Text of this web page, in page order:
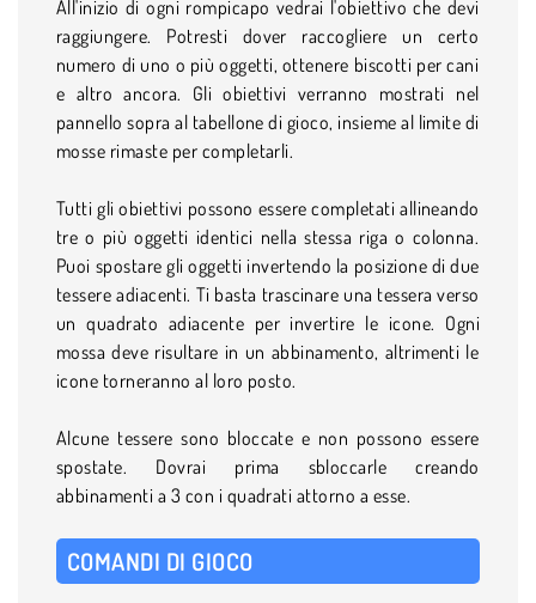
All'inizio di ogni rompicapo vedrai l'obiettivo che devi
raggiungere. Potresti dover raccogliere un certo
numero di uno o più oggetti, ottenere biscotti per cani
e altro ancora. Gli obiettivi verranno mostrati nel
pannello sopra al tabellone di gioco, insieme al limite di
mosse rimaste per completarli.
Tutti gli obiettivi possono essere completati allineando
tre o più oggetti identici nella stessa riga o colonna.
Puoi spostare gli oggetti invertendo la posizione di due
tessere adiacenti. Ti basta trascinare una tessera verso
un quadrato adiacente per invertire le icone. Ogni
mossa deve risultare in un abbinamento, altrimenti le
icone torneranno al loro posto.
Alcune tessere sono bloccate e non possono essere
spostate. Dovrai prima sbloccarle creando
abbinamenti a 3 con i quadrati attorno a esse.
COMANDI DI GIOCO